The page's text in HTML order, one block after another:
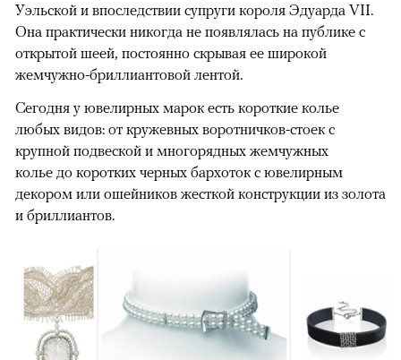
Уэльской и впоследствии супруги короля Эдуарда VII.
Она практически никогда не появлялась на публике с
открытой шеей, постоянно скрывая ее широкой
жемчужно-бриллиантовой лентой.
Сегодня у ювелирных марок есть короткие колье
любых видов: от кружевных воротничков-стоек с
крупной подвеской и многорядных жемчужных
колье до коротких черных бархоток с ювелирным
декором или ошейников жесткой конструкции из золота
и бриллиантов.